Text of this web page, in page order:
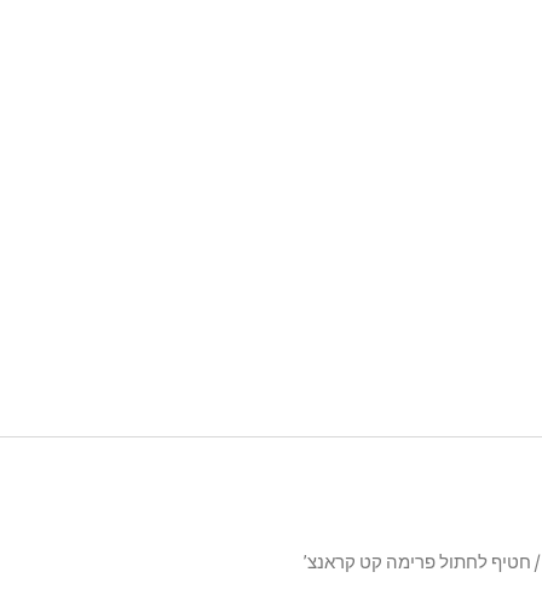
/ חטיף לחתול פרימה קט קראנצ’